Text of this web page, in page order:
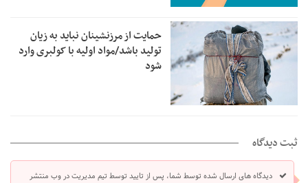
حمایت از مرزنشینان نباید به زیان
تولید باشد/مواد اولیه با کولبری وارد
شود
ثبت دیدگاه
دیدگاه های ارسال شده توسط شما، پس از تایید توسط تیم مدیریت در وب منتشر